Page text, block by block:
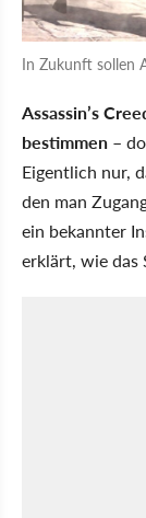
In Zukunft sollen
Assassin’s
bestimmen –
Eigentlich nur,
den man
ein bekannter
erklärt, wie